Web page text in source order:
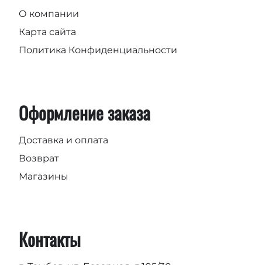
О компании
Карта сайта
Политика Конфиденциальности
Оформление заказа
Доставка и оплата
Возврат
Магазины
Контакты